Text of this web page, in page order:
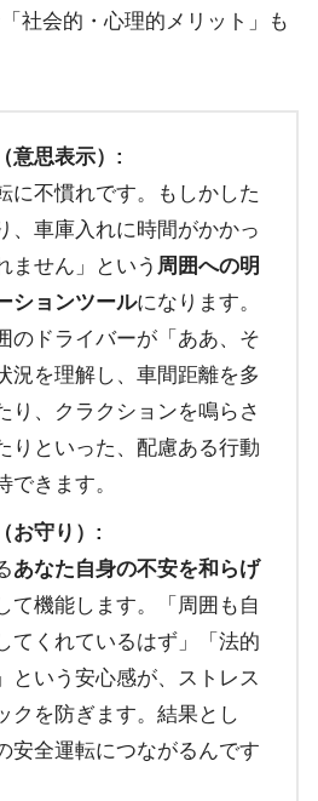
社会的・心理的メリット」も
意思表示）:
に不慣れです。もしかした
、車庫入れに時間がかかっ
ません」という 周囲への明
ションツールになります。
のドライバーが「ああ、そ
況を理解し、車間距離を多
り、クラクションを鳴らさ
りといった、配慮ある行動
できます。
お守り）:
あなた自身の不安を和らげ
て機能します。「周囲も自
てくれているはず」「法的
という安心感が、ストレス
クを防ぎます。結果とし
安全運転につながるんです